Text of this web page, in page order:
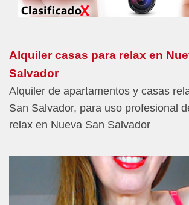
Alquiler casas para relax en
Salvador
Alquiler de apartamentos y casas
San Salvador, para uso profesional
relax en Nueva San Salvador